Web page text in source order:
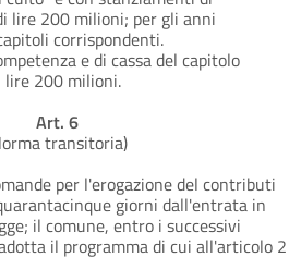
lire 200 milioni; per gli anni
corrispondenti.
e di cassa del capitolo
200 milioni.
Art. 6
transitoria)
per l'erogazione del contributi
giorni dall'entrata in
il comune, entro i successivi
il programma di cui all'articolo 2